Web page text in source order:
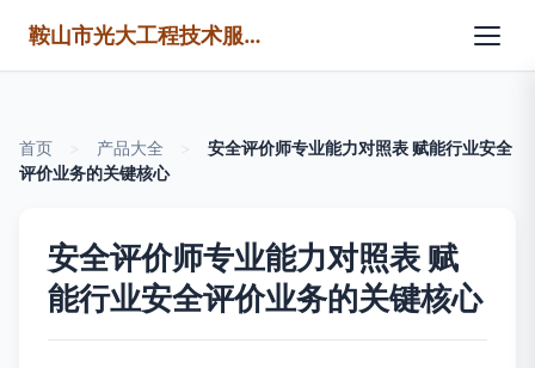
鞍山市光大工程技术服务有限公司
首页 产品大全
安全评价师专业能力对照表 赋能行业安全
评价业务的关键核心
安全评价师专业能力对照表 赋
能行业安全评价业务的关键核心